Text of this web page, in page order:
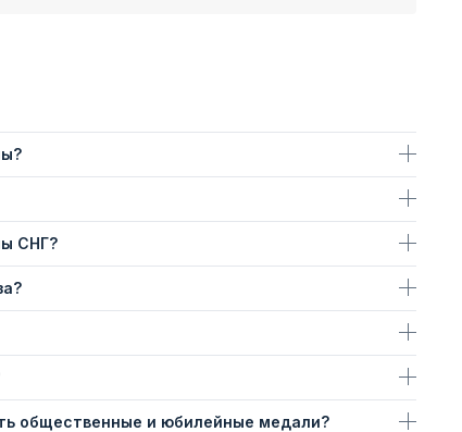
СНГ?
общественные и юбилейные медали?